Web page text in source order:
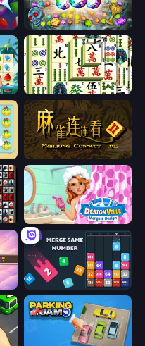
Forgotten Treasure 2
Mahjong Shanghai
Mahjong Connect 2 (Legacy)
Designville: Merge & Design
Drop & Merge the Numbers